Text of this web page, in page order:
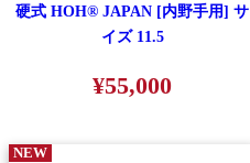
硬式 HOH® JAPAN [内野手用] サ
イズ 11.5
¥55,000
NEW